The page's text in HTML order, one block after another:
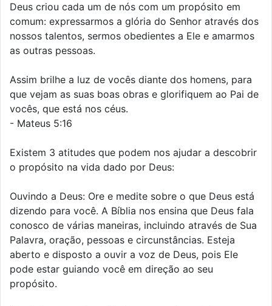
Deus criou cada um de nós com um propósito em
comum: expressarmos a glória do Senhor através dos
nossos talentos, sermos obedientes a Ele e amarmos
as outras pessoas.
Assim brilhe a luz de vocês diante dos homens, para
que vejam as suas boas obras e glorifiquem ao Pai de
vocês, que está nos céus.
- Mateus 5:16
Existem 3 atitudes que podem nos ajudar a descobrir
o propósito na vida dado por Deus:
Ouvindo a Deus: Ore e medite sobre o que Deus está
dizendo para você. A Bíblia nos ensina que Deus fala
conosco de várias maneiras, incluindo através de Sua
Palavra, oração, pessoas e circunstâncias. Esteja
aberto e disposto a ouvir a voz de Deus, pois Ele
pode estar guiando você em direção ao seu
propósito.